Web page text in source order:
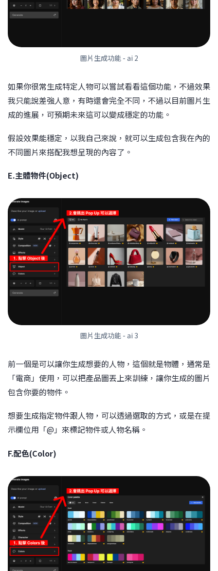
圖片生成功能 - ai 2
如果你很常生成特定人物可以嘗試看看這個功能，不過效果
我只能說差強人意，有時還會完全不同，不過以目前圖片生
成的進展，可預期未來這可以變成穩定的功能。
假設效果能穩定，以我自己來說，就可以生成包含我在內的
不同圖片來搭配我想呈現的內容了。
E.主體物件(Object)
圖片生成功能 - ai 3
前一個是可以讓你生成想要的人物，這個就是物體，通常是
「電商」使用，可以把產品圖丟上來訓練，讓你生成的圖片
包含你要的物件。
想要生成指定物件跟人物，可以透過選取的方式，或是在提
示欄位用「@」來標記物件或人物名稱。
F.配色(Color)